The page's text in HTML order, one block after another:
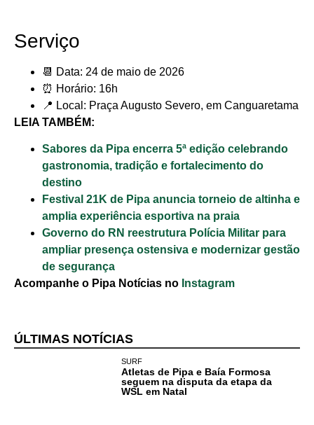
Cotidiano
Comunidade
Comércio e
Serviço
📆 Data: 24 de maio de 2026
⏰ Horário: 16h
📍 Local: Praça Augusto Severo, em Canguaretama
LEIA TAMBÉM:
Sabores da Pipa encerra 5ª edição celebrando
gastronomia, tradição e fortalecimento do
destino
Festival 21K de Pipa anuncia torneio de altinha e
amplia experiência esportiva na praia
Governo do RN reestrutura Polícia Militar para
ampliar presença ostensiva e modernizar gestão
de segurança
Acompanhe o Pipa Notícias no Instagram
ÚLTIMAS NOTÍCIAS
SURF
Atletas de Pipa e Baía Formosa
seguem na disputa da etapa da
WSL em Natal